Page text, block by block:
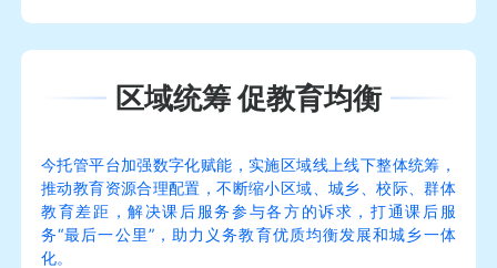
区域统筹 促教育均衡
今托管平台加强数字化赋能，实施区域线上线下整体统筹，
推动教育资源合理配置，不断缩小区域、城乡、校际、群体
教育差距，解决课后服务参与各方的诉求，打通课后服
务“最后一公里”，助力义务教育优质均衡发展和城乡一体
化。